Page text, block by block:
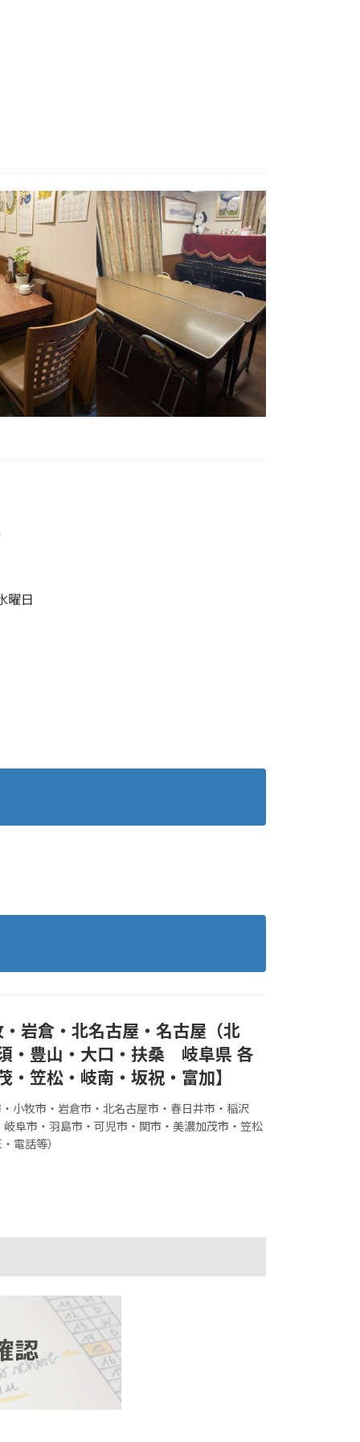
曜日
岩倉・北名古屋・名古屋（北
・豊山・大口・扶桑 岐阜県 各
笠松・岐南・坂祝・富加】
小牧市・岩倉市・北名古屋市・春日井市・稲沢
阜市・羽島市・可児市・関市・美濃加茂市・笠松
電話等）